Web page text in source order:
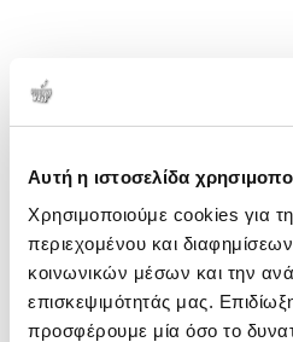
Αυτή η ιστοσελίδα
Χρησιμοποιούμε cookies για
περιεχομένου και
κοινωνικών μέσων και την
επισκεψιμότητάς μας.
προσφέρουμε μία όσο το